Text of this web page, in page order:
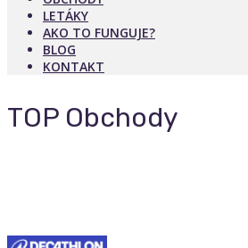
LETÁKY
AKO TO FUNGUJE?
BLOG
KONTAKT
TOP Obchody